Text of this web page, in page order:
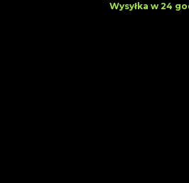
Wysyłka w 24